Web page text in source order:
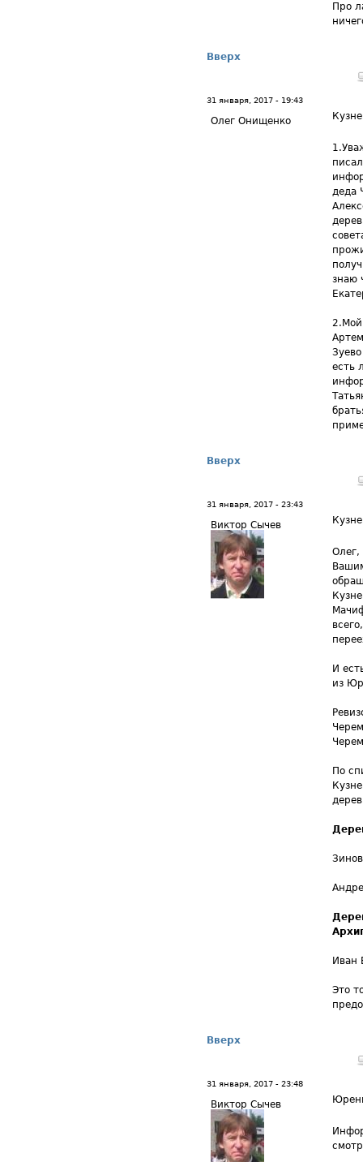
Про
Вверх
31 января, 2017 - 19:43
Олег Онищенко
деда
знаю
2.Мой
есть
Вверх
31 января, 2017 - 23:43
Виктор Сычев
Олег,
И
из
По
Иван
Это
Вверх
31 января, 2017 - 23:48
Виктор Сычев